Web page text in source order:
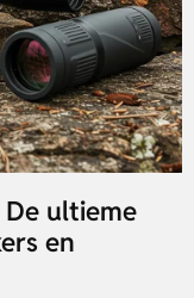
ultieme
en